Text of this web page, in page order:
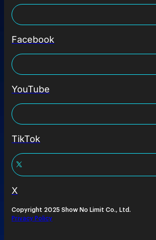
Facebook
YouTube
TikTok
X
Copyright 2025 Show No Limit Co., Ltd.
Privacy Policy